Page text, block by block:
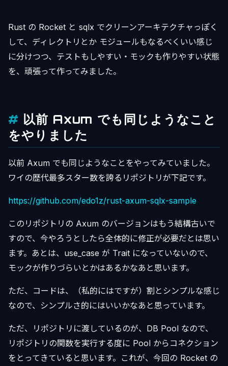
Rust の Rocket と sqlx でクリーンアーキテクチャっぽく
して、ディレクトリとか モジュールもなるべくいい感じ
に分けつつ、テストもしやすい・モックも作りやすい状態
を、頑張って作ってみました。
以前 Axum でも同じようなこと
をやりました
以前 Axum でも同じようなことをやってみていました。
ワイの歴代最多スター数を誇るリポジトリが下記です。
https://github.com/edo1z/rust-axum-sqlx-sample
このリポジトリの Axum のバージョンはもう結構古いで
すので、今やろうとしたら全体的に修正が必要だとは思い
ます。あとは、use_case が Trait になっていないので、
モックが作りづらいとかはあるかなあと思います。
ただ、コードは、（私的にはですが）割とシンプルな感じ
なので、シンプルさ的にはいいかなあと思っています。
ただ、リポジトリに渡しているのが、DB Pool なので、
リポジトリの関数を実行する度に Pool からコネクション
をとってきていると思います。これが、今回の Rocket の